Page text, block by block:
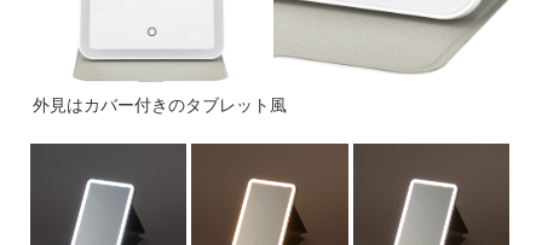
外見はカバー付きのタブレット風